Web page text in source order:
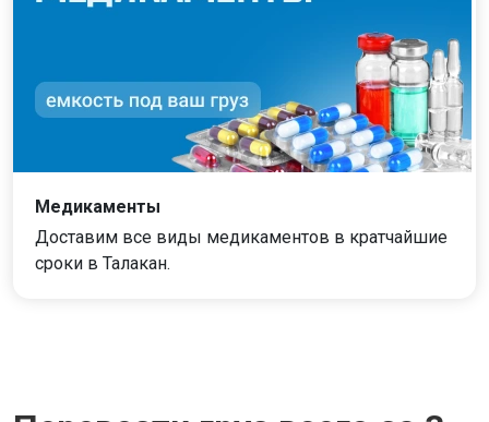
Медикаменты
Доставим все виды медикаментов в кратчайшие
сроки в Талакан.